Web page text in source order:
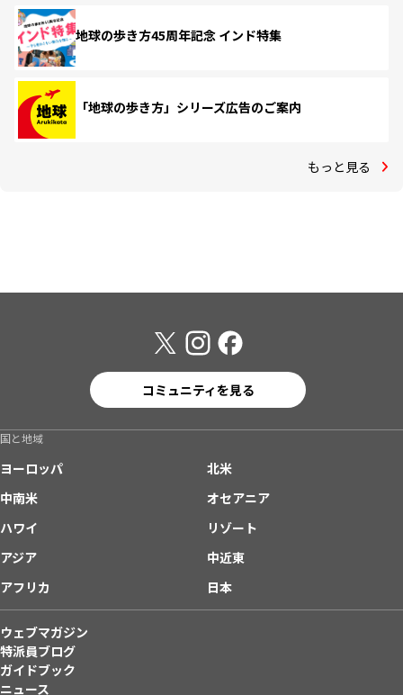
地球の歩き方45周年記念 インド特集
「地球の歩き方」シリーズ広告のご案内
もっと見る
コミュニティを見る
国と地域
ヨーロッパ
北米
中南米
オセアニア
ハワイ
リゾート
アジア
中近東
アフリカ
日本
ウェブマガジン
特派員ブログ
ガイドブック
ニュース